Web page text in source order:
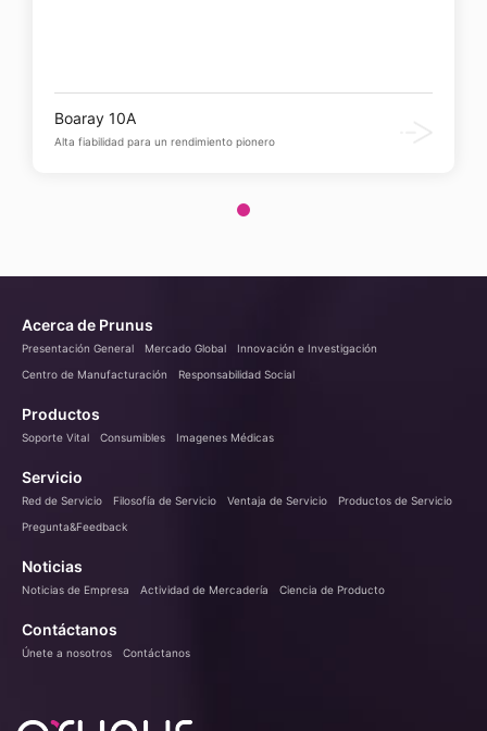
Boaray 10A
Alta fiabilidad para un rendimiento pionero
Acerca de Prunus
Presentación General Mercado Global
Innovación e Investigación
Centro de Manufacturación
Responsabilidad Social
Productos
Soporte Vital Consumibles Imagenes Médicas
Servicio
Red de Servicio Filosofía de Servicio Ventaja de Servicio
Productos de Servicio
Pregunta&Feedback
Noticias
Noticias de Empresa Actividad de Mercadería Ciencia de Producto
Contáctanos
Únete a nosotros Contáctanos